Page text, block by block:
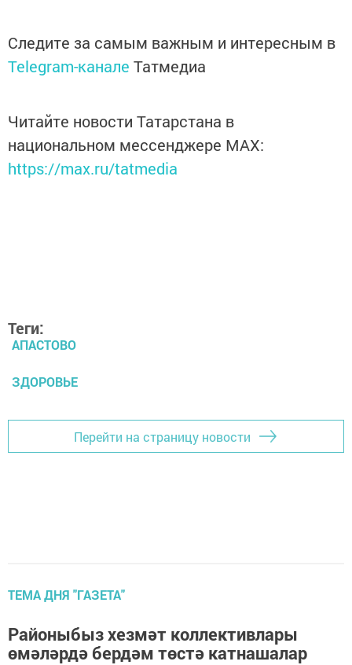
Следите за самым важным и интересным в
Telegram-канале Татмедиа
Читайте новости Татарстана в
национальном мессенджере MАХ:
https://max.ru/tatmedia
Теги:
АПАСТОВО
ЗДОРОВЬЕ
Перейти на страницу новости
ТЕМА ДНЯ "ГАЗЕТА"
Районыбыз хезмәт коллективлары
өмәләрдә бердәм төстә катнашалар